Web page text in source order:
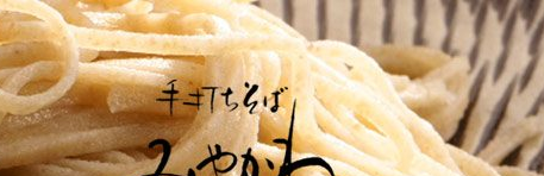
ちそば みやか
「手打ちそばみやかわ」では自家製粉
。新しいそばや季節の食材を使用した